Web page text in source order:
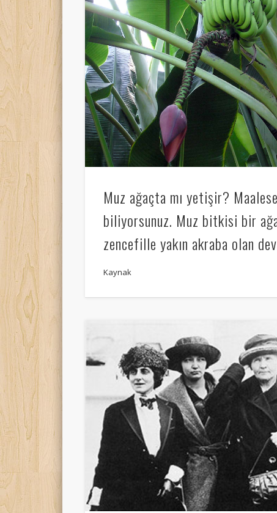
Muz ağaçta mı yetişir?
biliyorsunuz. Muz bitkisi bir
zencefille yakın akraba olan
Kaynak